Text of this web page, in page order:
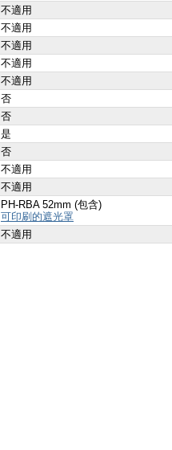
不適用
不適用
不適用
不適用
不適用
否
否
是
否
不適用
不適用
PH-RBA 52mm (包含)
可印刷的遮光罩
不適用